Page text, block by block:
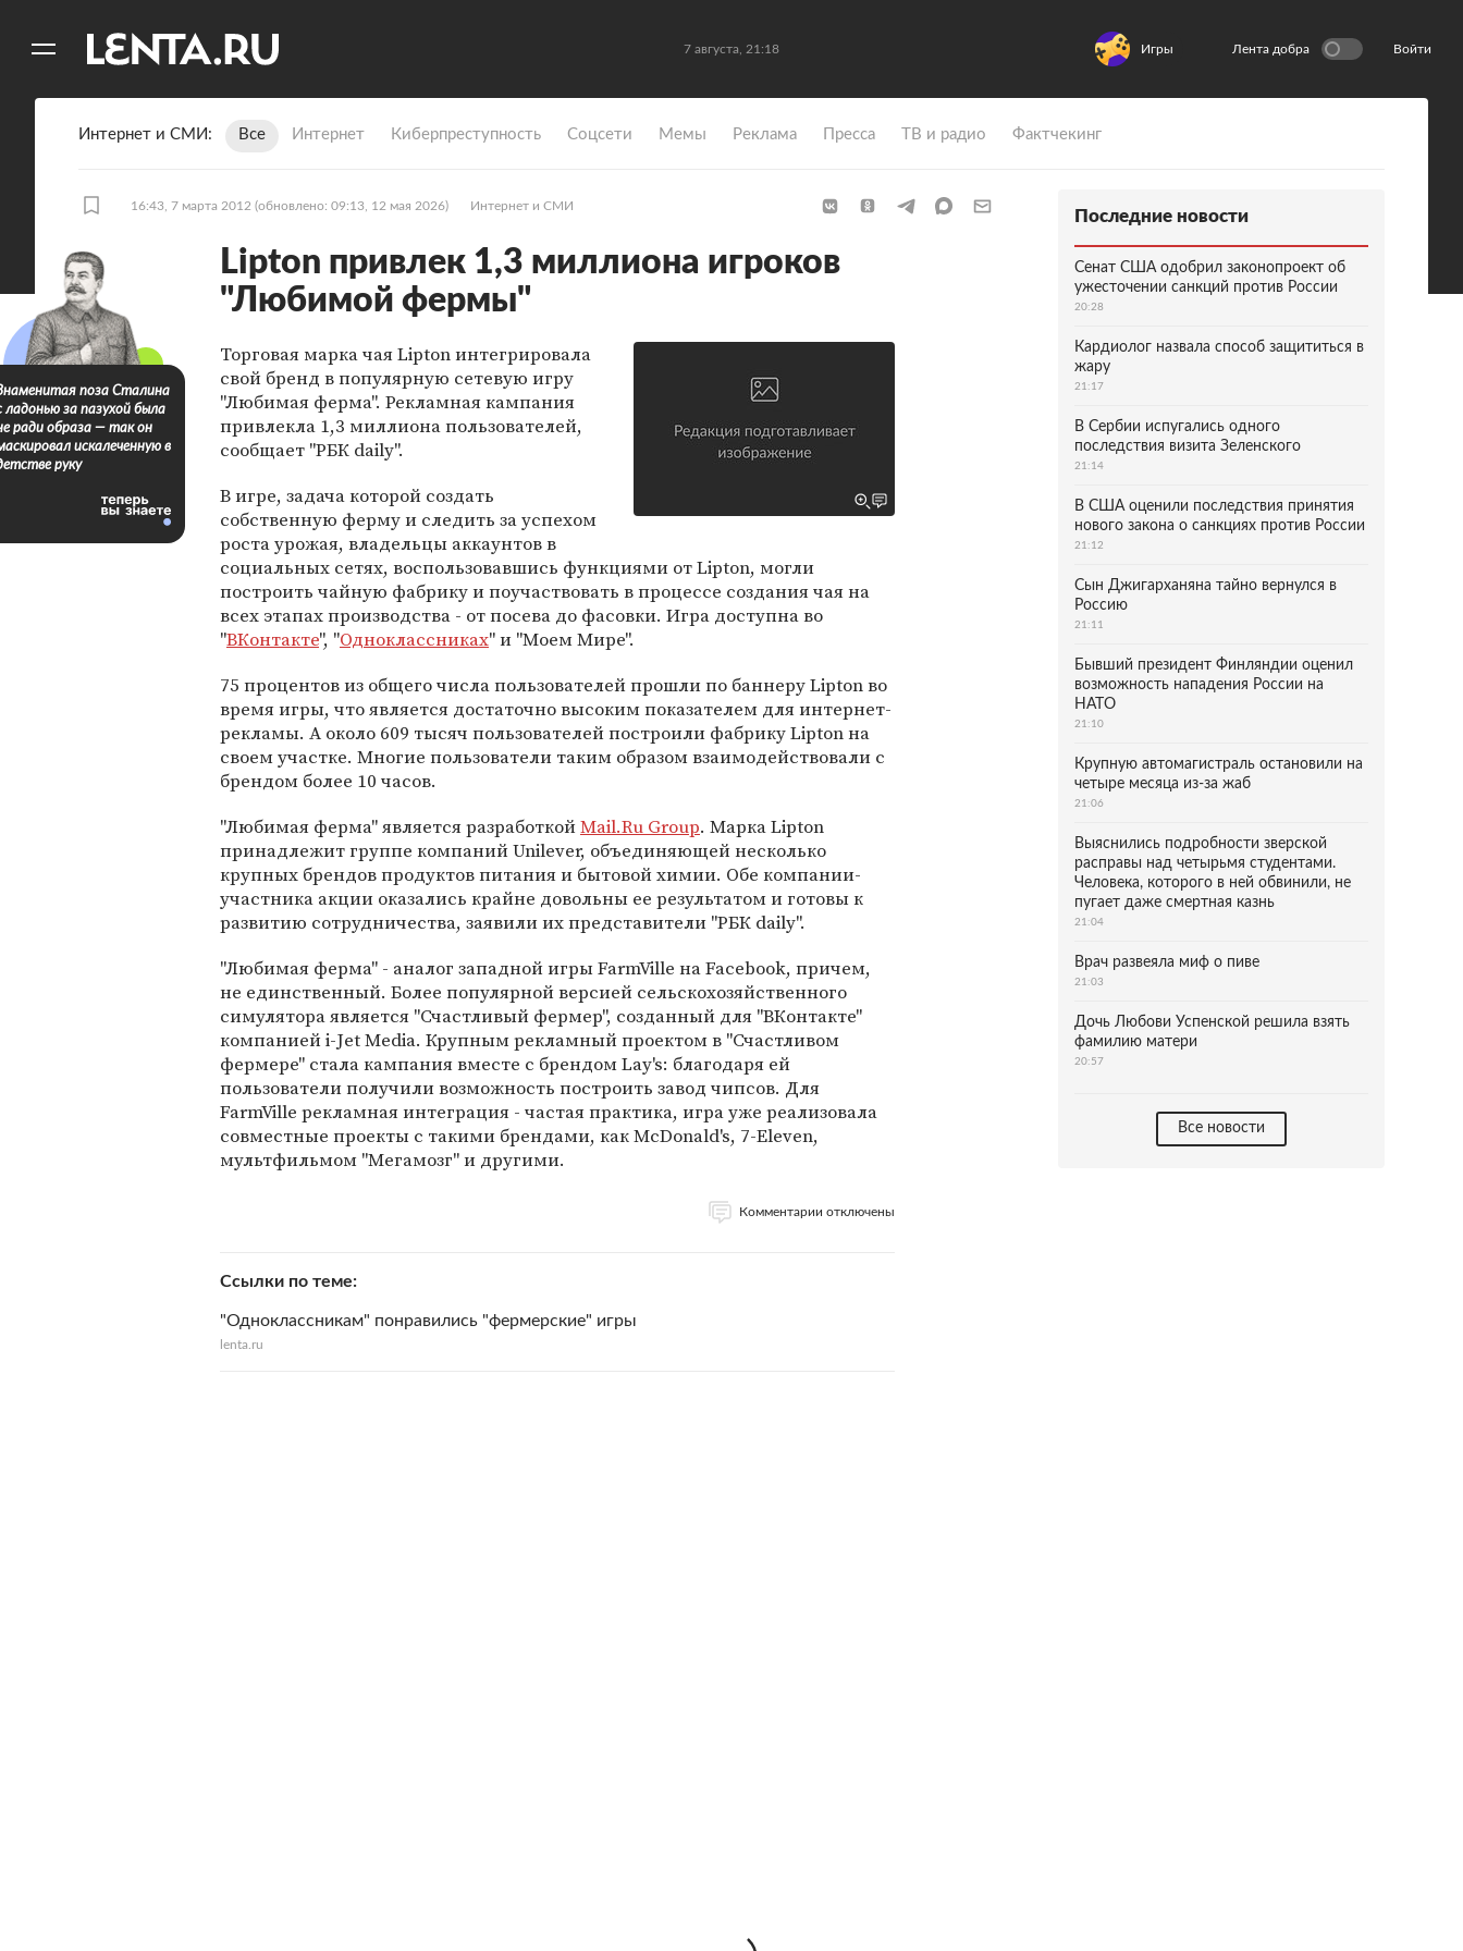
7 августа, 21:18 Игры Лента добра Войти
Интернет и СМИ Все Интернет Киберпреступность Coцсети Мемы Реклама Пресса ТВ и радио Фактчекинг
16:43, 7 марта 2012 (обновлено: 09:13, 12 мая 2026) Интернет и СМИ
Lipton привлек 1,3 миллиона игроков
"Любимой фермы"
Торговая марка чая Lipton интегрировала
свой бренд в популярную сетевую игру
"Любимая ферма". Рекламная кампания
привлекла 1,3 миллиона пользователей,
сообщает "РБК daily".
В игре, задача которой создать
собственную ферму и следить за успехом
роста урожая, владельцы аккаунтов в
социальных сетях, воспользовавшись функциями от Lipton, могли
построить чайную фабрику и поучаствовать в процессе создания чая на
всех этапах производства - от посева до фасовки. Игра доступна во
"ВКонтакте", "Одноклассниках" и "Моем Мире".
75 процентов из общего числа пользователей прошли по баннеру Lipton во
время игры, что является достаточно высоким показателем для интернет-
рекламы. А около 609 тысяч пользователей построили фабрику Lipton на
своем участке. Многие пользователи таким образом взаимодействовали с
брендом более 10 часов.
"Любимая ферма" является разработкойMail.Ru Group. Марка Lipton
принадлежит группе компаний Unilever, объединяющей несколько
крупных брендов продуктов питания и бытовой химии. Обе компании-
участника акции оказались крайне довольны ее результатом и готовы к
развитию сотрудничества, заявили их представители "РБК daily".
"Любимая ферма" - аналог западной игры FarmVille на Facebook, причем,
не единственный. Более популярной версией сельскохозяйственного
симулятора является "Счастливый фермер", созданный для "ВКонтакте"
компанией i-Jet Media. Крупным рекламный проектом в "Счастливом
фермере" стала кампания вместе с брендом Lay's: благодаря ей
пользователи получили возможность построить завод чипсов. Для
FarmVille рекламная интеграция - частая практика, игра уже реализовала
совместные проекты с такими брендами, как McDonald's, 7-Eleven,
мультфильмом "Мегамозг" и другими.
Комментарии отключены
Ссылки по теме
"Одноклассникам" понравились "фермерские" игры
lenta.ru
поза Сталина
ладонью за пазухой была
ради образа — так он
искалеченную в
руку
Последние новости
Сенат США одобрил законопроект об
ужесточении санкций против России
20:28
Кардиолог назвала способ защититься в
жару
21:17
В Сербии испугались одного
последствия визита Зеленского
21:14
В США оценили последствия принятия
нового закона о санкциях против России
21:12
Сын Джигарханяна тайно вернулся в
Россию
21:11
Бывший президент Финляндии оценил
возможность нападения России на
НАТО
21:10
Крупную автомагистраль остановили на
четыре месяца из-за жаб
21:06
Выяснились подробности зверской
расправы над четырьмя студентами.
Человека, которого в ней обвинили, не
пугает даже смертная казнь
21:04
Врач развеяла миф о пиве
21:03
Дочь Любови Успенской решила взять
фамилию матери
20:57
Все новости